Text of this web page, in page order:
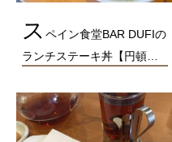
ス ペイン食堂BAR DUFIの
ランチステーキ丼【円頓…